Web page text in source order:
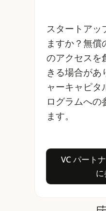
スタートアッ
ますか？無償
のアクセスを
きる場合があ
ャーキャピタ
ログラムへの
ます。
VC パート